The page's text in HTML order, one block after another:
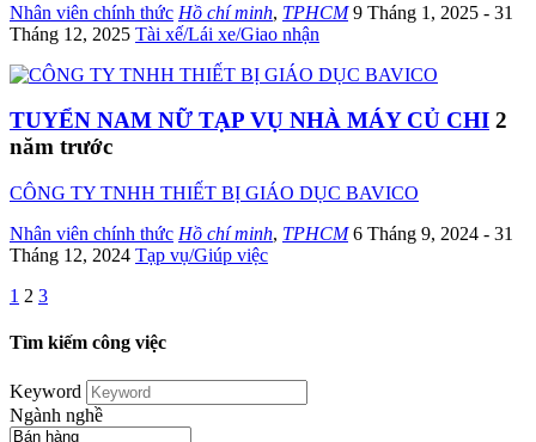
Nhân viên chính thức Hồ chí minh, TPHCM 9 Tháng 1, 2025 - 31
Tháng 12, 2025 Tài xế/Lái xe/Giao nhận
TUYỂN NAM NỮ TẠP VỤ NHÀ MÁY CỦ CHI 2
năm trước
CÔNG TY TNHH THIẾT BỊ GIÁO DỤC BAVICO
Nhân viên chính thức Hồ chí minh, TPHCM 6 Tháng 9, 2024 - 31
Tháng 12, 2024 Tạp vụ/Giúp việc
1 2 3
Tìm kiếm công việc
Keyword
Ngành nghề